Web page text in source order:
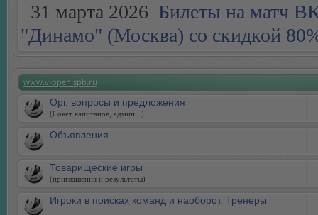
31 марта 2026 Билеты на матч
"Динамо" (Москва) со скидкой
www.v-open.spb.ru
Орг. вопросы и предложения
(Совет капитанов, админ...)
Объявления
Товарищеские игры
(приглашения и результаты)
Игроки в поисках команд и наоборот. Тренеры